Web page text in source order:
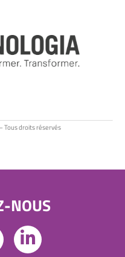
Tous droits réservés
NOUS